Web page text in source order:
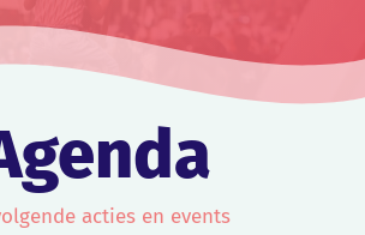
acties en events